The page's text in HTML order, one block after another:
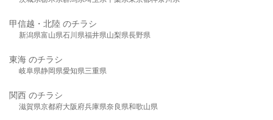
甲信越・北陸 のチラシ
新潟県富山県石川県福井県山梨県長野県
東海 のチラシ
岐阜県静岡県愛知県三重県
関西 のチラシ
滋賀県京都府大阪府兵庫県奈良県和歌山県